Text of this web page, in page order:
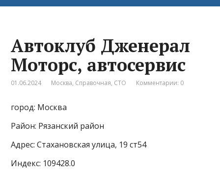
Автоклуб Дженерал
Моторс, автосервис
01.06.2024 Москва, Справочная, СТО Комментарии: 0
город: Москва
Район: Рязанский район
Адрес: Стахановская улица, 19 ст54
Индекс: 109428.0